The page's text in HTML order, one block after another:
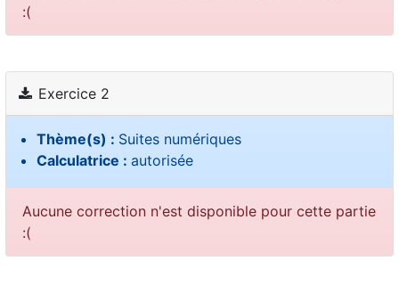
:(
Exercice 2
Thème(s) : Suites numériques
Calculatrice : autorisée
Aucune correction n'est disponible pour cette partie
:(